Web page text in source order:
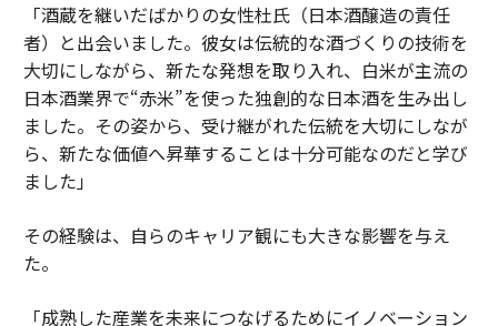
「酒蔵を継いだばかりの女性杜氏（日本酒醸造の責任
者）と出会いました。彼女は伝統的な酒づくりの技術を
大切にしながら、新たな発想を取り入れ、白米が主流の
日本酒業界で“赤米”を使った独創的な日本酒を生み出し
ました。その姿から、受け継がれた伝統を大切にしなが
ら、新たな価値へ昇華することは十分可能なのだと学び
ました」
その経験は、自らのキャリア観にも大きな影響を与え
た。
「成熟した産業を未来につなげるためにイノベーション